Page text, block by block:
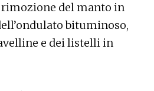
del manto in
bituminoso,
e dei listelli in